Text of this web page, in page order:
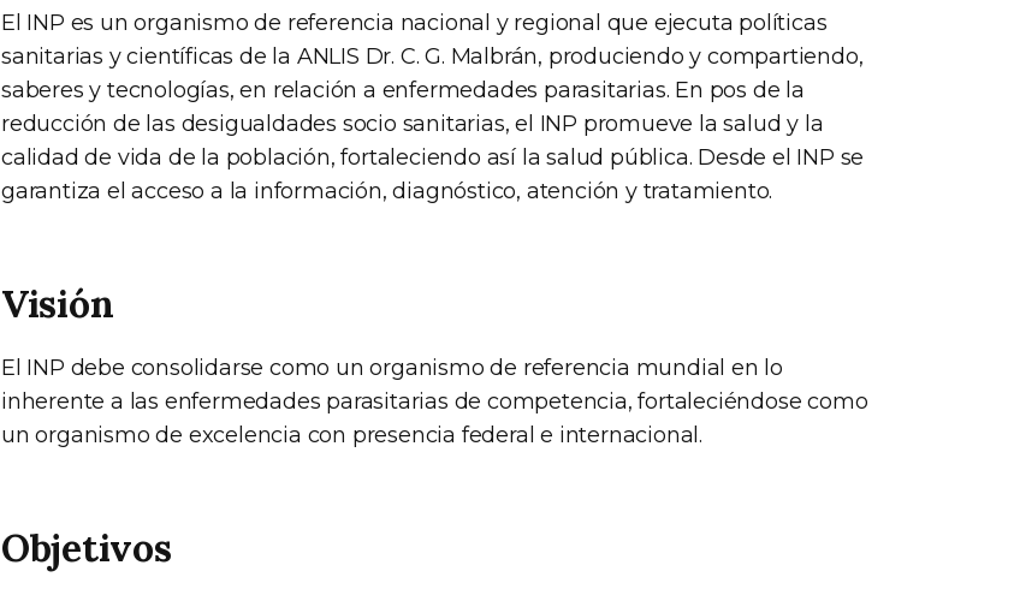
El INP es un organismo de referencia nacional y regional que ejecuta políticas
sanitarias y científicas de la ANLIS Dr. C. G. Malbrán, produciendo y compartiendo,
saberes y tecnologías, en relación a enfermedades parasitarias. En pos de la
reducción de las desigualdades socio sanitarias, el INP promueve la salud y la
calidad de vida de la población, fortaleciendo así la salud pública. Desde el INP se
garantiza el acceso a la información, diagnóstico, atención y tratamiento.
Visión
El INP debe consolidarse como un organismo de referencia mundial en lo
inherente a las enfermedades parasitarias de competencia, fortaleciéndose como
un organismo de excelencia con presencia federal e internacional.
Objetivos